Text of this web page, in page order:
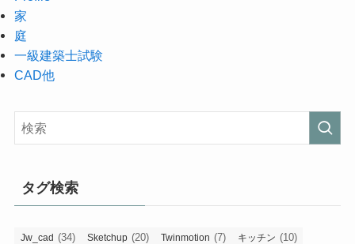
家
庭
一級建築士試験
CAD他
タグ検索
Jw_cad (34) Sketchup (20) Twinmotion (7) キッチン (10)